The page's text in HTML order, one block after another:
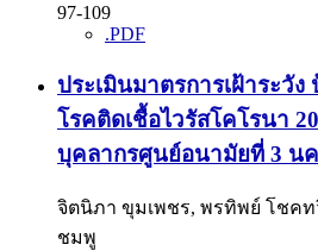
97-109
.PDF
ประเมินมาตรการเฝ้าระวั
โรคติดเชื้อไวรัสโคโรนา
บุคลากรศูนย์อนามัยที่ 3 น
จิตนิภา ขุมเพชร, พรทิพย์ โชค
ชมพู